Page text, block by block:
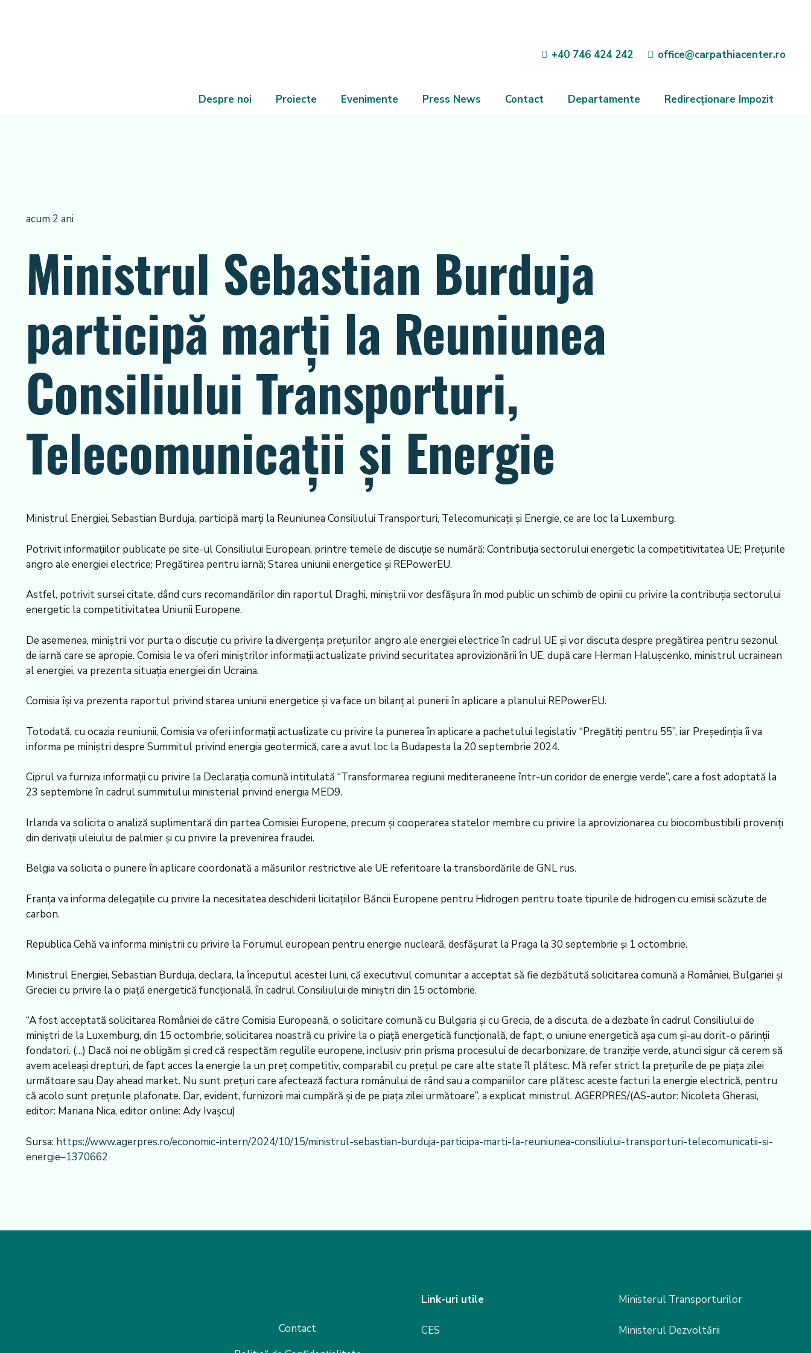
+40 746 424 242 office@carpathiacenter.ro
Despre noi Proiecte Evenimente Press News Contact Departamente Redirecționare Impozit
acum 2 ani
Ministrul Sebastian Burduja
participă marţi la Reuniunea
Consiliului Transporturi,
Telecomunicaţii şi Energie
Ministrul Energiei, Sebastian Burduja, participă marţi la Reuniunea Consiliului Transporturi, Telecomunicaţii şi Energie, ce are loc la Luxemburg.
Potrivit informaţiilor publicate pe site-ul Consiliului European, printre temele de discuţie se numără: Contribuţia sectorului energetic la competitivitatea UE; Preţurile
angro ale energiei electrice; Pregătirea pentru iarnă; Starea uniunii energetice şi REPowerEU.
Astfel, potrivit sursei citate, dând curs recomandărilor din raportul Draghi, miniştrii vor desfăşura în mod public un schimb de opinii cu privire la contribuţia sectorului
energetic la competitivitatea Uniunii Europene.
De asemenea, miniştrii vor purta o discuţie cu privire la divergenţa preţurilor angro ale energiei electrice în cadrul UE şi vor discuta despre pregătirea pentru sezonul
de iarnă care se apropie. Comisia le va oferi miniştrilor informaţii actualizate privind securitatea aprovizionării în UE, după care Herman Haluşcenko, ministrul ucrainean
al energiei, va prezenta situaţia energiei din Ucraina.
Comisia îşi va prezenta raportul privind starea uniunii energetice şi va face un bilanţ al punerii în aplicare a planului REPowerEU.
Totodată, cu ocazia reuniunii, Comisia va oferi informaţii actualizate cu privire la punerea în aplicare a pachetului legislativ “Pregătiţi pentru 55”, iar Preşedinţia îi va
informa pe miniştri despre Summitul privind energia geotermică, care a avut loc la Budapesta la 20 septembrie 2024.
Ciprul va furniza informaţii cu privire la Declaraţia comună intitulată “Transformarea regiunii mediteraneene într-un coridor de energie verde”, care a fost adoptată la
23 septembrie în cadrul summitului ministerial privind energia MED9.
Irlanda va solicita o analiză suplimentară din partea Comisiei Europene, precum şi cooperarea statelor membre cu privire la aprovizionarea cu biocombustibili proveniţi
din derivaţii uleiului de palmier şi cu privire la prevenirea fraudei.
Belgia va solicita o punere în aplicare coordonată a măsurilor restrictive ale UE referitoare la transbordările de GNL rus.
Franţa va informa delegaţiile cu privire la necesitatea deschiderii licitaţiilor Băncii Europene pentru Hidrogen pentru toate tipurile de hidrogen cu emisii scăzute de
carbon.
Republica Cehă va informa miniştrii cu privire la Forumul european pentru energie nucleară, desfăşurat la Praga la 30 septembrie şi 1 octombrie.
Ministrul Energiei, Sebastian Burduja, declara, la începutul acestei luni, că executivul comunitar a acceptat să fie dezbătută solicitarea comună a României, Bulgariei şi
Greciei cu privire la o piaţă energetică funcţională, în cadrul Consiliului de miniştri din 15 octombrie.
“A fost acceptată solicitarea României de către Comisia Europeană, o solicitare comună cu Bulgaria şi cu Grecia, de a discuta, de a dezbate în cadrul Consiliului de
miniştri de la Luxemburg, din 15 octombrie, solicitarea noastră cu privire la o piaţă energetică funcţională, de fapt, o uniune energetică aşa cum şi-au dorit-o părinţii
fondatori. (…) Dacă noi ne obligăm şi cred că respectăm regulile europene, inclusiv prin prisma procesului de decarbonizare, de tranziţie verde, atunci sigur că cerem să
avem aceleaşi drepturi, de fapt acces la energie la un preţ competitiv, comparabil cu preţul pe care alte state îl plătesc. Mă refer strict la preţurile de pe piaţa zilei
următoare sau Day ahead market. Nu sunt preţuri care afectează factura românului de rând sau a companiilor care plătesc aceste facturi la energie electrică, pentru
că acolo sunt preţurile plafonate. Dar, evident, furnizorii mai cumpără şi de pe piaţa zilei următoare”, a explicat ministrul. AGERPRES/(AS-autor: Nicoleta Gherasi,
editor: Mariana Nica, editor online: Ady Ivaşcu)
Sursa: https://www.agerpres.ro/economic-intern/2024/10/15/ministrul-sebastian-burduja-participa-marti-la-reuniunea-consiliului-transporturi-telecomunicatii-si-
energie–1370662
Contact
Link-uri utile
CES
Ministerul Transporturilor
Ministerul Dezvoltării